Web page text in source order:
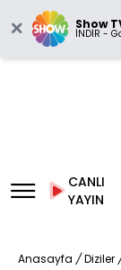
Show
İNDİR -
CANLI
YAYIN
Anasayfa / Diziler